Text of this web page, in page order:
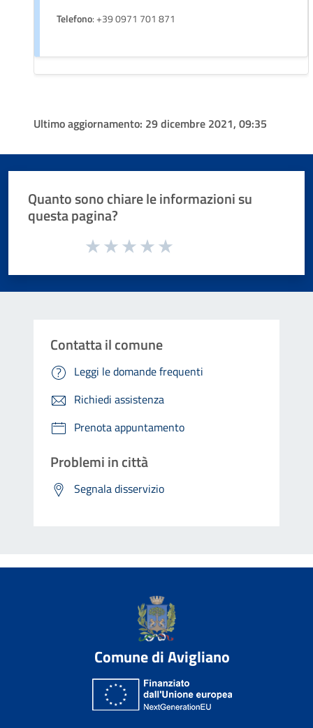
Telefono: +39 0971 701 871
Ultimo aggiornamento: 29 dicembre 2021, 09:35
Quanto sono chiare le informazioni su
questa pagina?
Valuta da 1 a 5 stelle la pagina
Contatta il comune
Leggi le domande frequenti
Richiedi assistenza
Prenota appuntamento
Problemi in città
Segnala disservizio
Comune di Avigliano